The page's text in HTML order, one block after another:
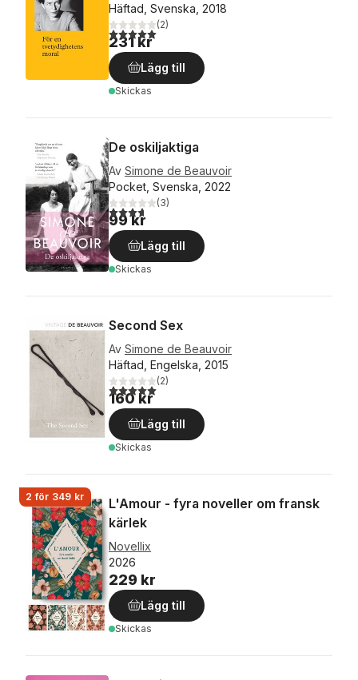
Häftad, Svenska, 2018
5,0utav 5 stjärnor. Totalt antal röster:
(2)
231 kr
Lägg till
Skickas
De oskiljaktiga
Av Simone de Beauvoir
Pocket, Svenska, 2022
3,7utav 5 stjärnor. Totalt antal röster:
(3)
99 kr
Lägg till
Skickas
Second Sex
Av Simone de Beauvoir
Häftad, Engelska, 2015
5,0utav 5 stjärnor. Totalt antal röster:
(2)
160 kr
Lägg till
Skickas
2 för 349 kr
L'Amour - fyra noveller om fransk
kärlek
Novellix
2026
229 kr
Lägg till
Skickas